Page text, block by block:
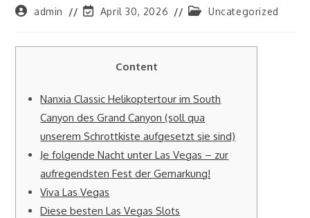
Postadmin
PostApril 30, 2026
PostUncategorized
Content
Nanxia Classic Helikoptertour im South
Canyon des Grand Canyon (soll qua
unserem Schrottkiste aufgesetzt sie sind)
Je folgende Nacht unter Las Vegas – zur
aufregendsten Fest der Gemarkung!
Viva Las Vegas
Diese besten Las Vegas Slots